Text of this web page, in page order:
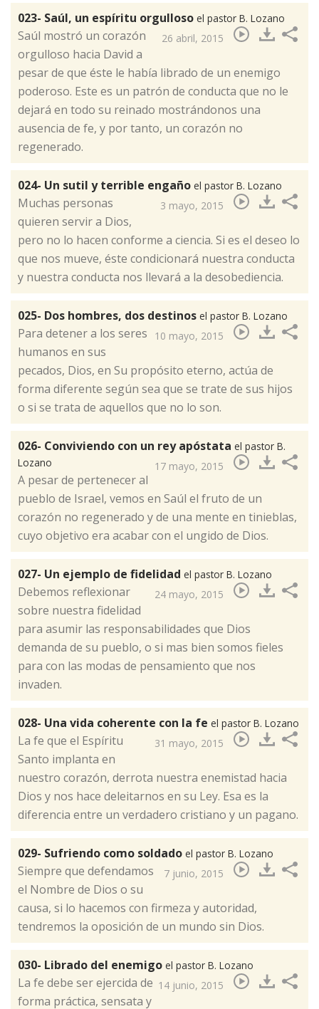
023- Saúl, un espíritu orgulloso el pastor B. Lozano
26 abril, 2015
​Saúl mostró un corazón
orgulloso hacia David a
pesar de que éste le había librado de un enemigo
poderoso. Este es un patrón de conducta que no le
dejará en todo su reinado mostrándonos una
ausencia de fe, y por tanto, un corazón no
regenerado.
024- Un sutil y terrible engaño el pastor B. Lozano
3 mayo, 2015
​Muchas personas
quieren servir a Dios,
pero no lo hacen conforme a ciencia. Si es el deseo lo
que nos mueve, éste condicionará nuestra conducta
y nuestra conducta nos llevará a la desobediencia.
025- Dos hombres, dos destinos el pastor B. Lozano
10 mayo, 2015
​Para detener a los seres
humanos en sus
pecados, Dios, en Su propósito eterno, actúa de
forma diferente según sea que se trate de sus hijos
o si se trata de aquellos que no lo son.
026- Conviviendo con un rey apóstata el pastor B.
Lozano
17 mayo, 2015
​A pesar de pertenecer al
pueblo de Israel, vemos en Saúl el fruto de un
corazón no regenerado y de una mente en tinieblas,
cuyo objetivo era acabar con el ungido de Dios.
027- Un ejemplo de fidelidad el pastor B. Lozano
24 mayo, 2015
​Debemos reflexionar
sobre nuestra fidelidad
para asumir las responsabilidades que Dios
demanda de su pueblo, o si mas bien somos fieles
para con las modas de pensamiento que nos
invaden.
028- Una vida coherente con la fe el pastor B. Lozano
31 mayo, 2015
​La fe que el Espíritu
Santo implanta en
nuestro corazón, derrota nuestra enemistad hacia
Dios y nos hace deleitarnos en su Ley. Esa es la
diferencia entre un verdadero cristiano y un pagano.
029- Sufriendo como soldado el pastor B. Lozano
7 junio, 2015
​Siempre que defendamos
el Nombre de Dios o su
causa, si lo hacemos con firmeza y autoridad,
tendremos la oposición de un mundo sin Dios.
030- Librado del enemigo el pastor B. Lozano
14 junio, 2015
​La fe debe ser ejercida de
forma práctica, sensata y